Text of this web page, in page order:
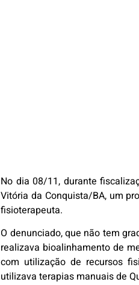
No dia 08/11, durante
Vitória da Conquista/BA, um
fisioterapeuta.
O denunciado, que não tem
realizava bioalinhamento de
com utilização de recursos
utilizava terapias manuais de